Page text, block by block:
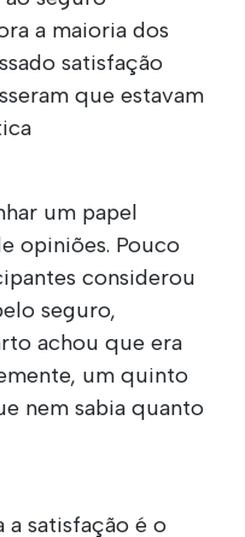
a maioria dos
satisfação
que estavam
um papel
opiniões. Pouco
considerou
seguro,
achou que era
um quinto
nem sabia quanto
satisfação é o